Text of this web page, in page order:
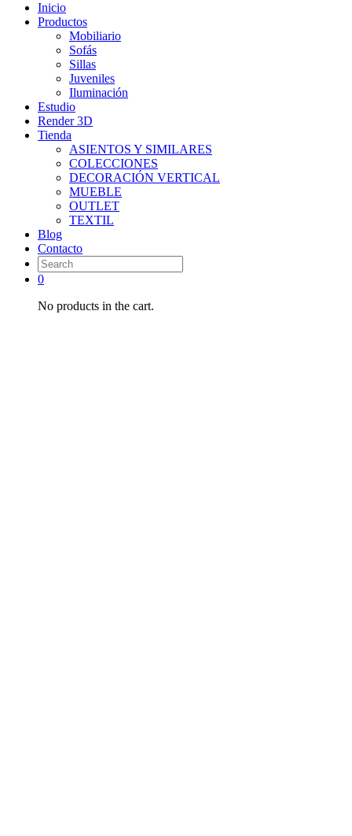
Inicio
Productos
Mobiliario
Sofás
Sillas
Juveniles
Iluminación
Estudio
Render 3D
Tienda
ASIENTOS Y SIMILARES
COLECCIONES
DECORACIÓN VERTICAL
MUEBLE
OUTLET
TEXTIL
Blog
Contacto
0
No products in the cart.